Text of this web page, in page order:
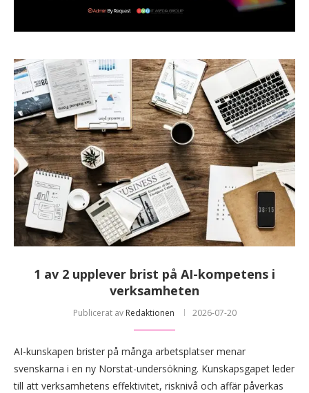
1 av 2 upplever brist på AI-kompetens i
verksamheten
Publicerat av Redaktionen 2026-07-20
AI-kunskapen brister på många arbetsplatser menar
svenskarna i en ny Norstat-undersökning. Kunskapsgapet leder
till att verksamhetens effektivitet, risknivå och affär påverkas